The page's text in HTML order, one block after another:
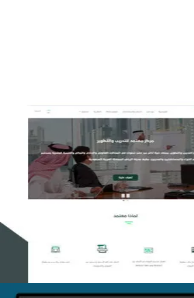
معتمد للتدريب
التفاصيل